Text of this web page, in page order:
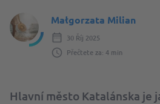
Małgorzata Milian
30 Říj 2025
Přečtete za: 4 min
Hlavní město Katalánska je